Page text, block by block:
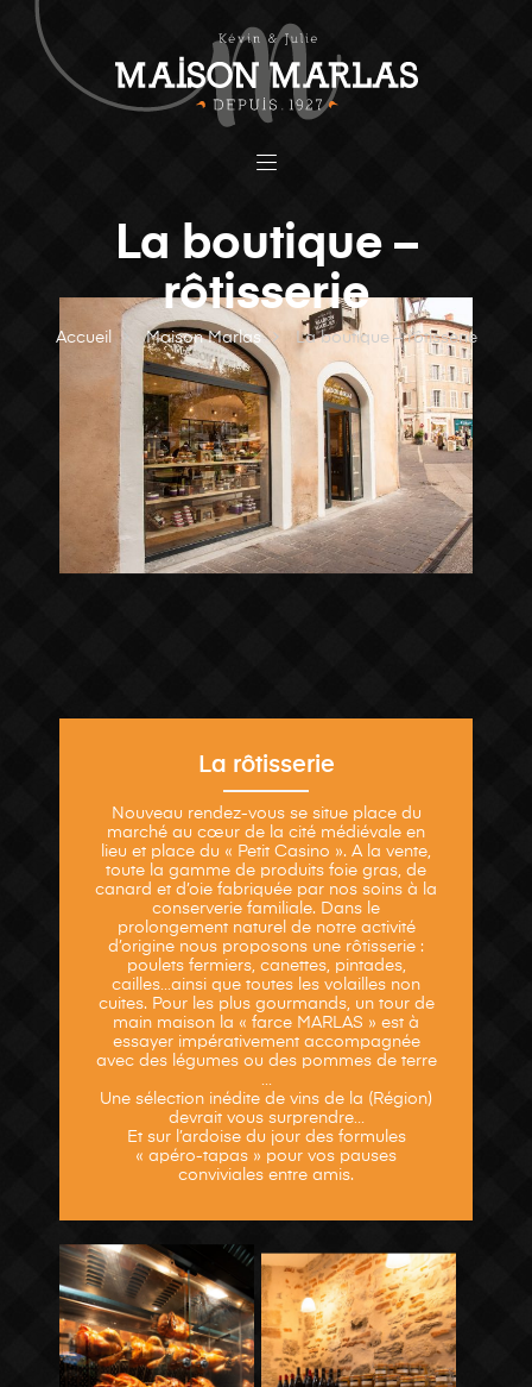
Accueil Maison Marlas La boutique – rôtisserie
La boutique –
rôtisserie
La rôtisserie
Nouveau rendez-vous se situe place du
marché au cœur de la cité médiévale en
lieu et place du « Petit Casino ». A la vente,
toute la gamme de produits foie gras, de
canard et d’oie fabriquée par nos soins à la
conserverie familiale. Dans le
prolongement naturel de notre activité
d’origine nous proposons une rôtisserie :
poulets fermiers, canettes, pintades,
cailles…ainsi que toutes les volailles non
cuites. Pour les plus gourmands, un tour de
main maison la « farce MARLAS » est à
essayer impérativement accompagnée
avec des légumes ou des pommes de terre
Une sélection inédite de vins de la (Région)
devrait vous surprendre…
Et sur l’ardoise du jour des formules
« apéro-tapas » pour vos pauses
conviviales entre amis.